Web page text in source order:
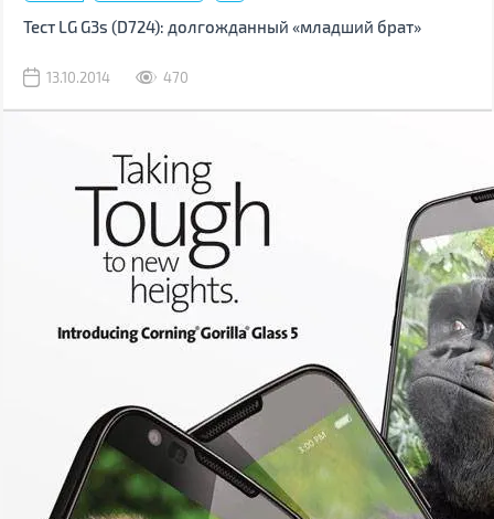
Тест LG G3s (D724): долгожданный «младший брат»
13.10.2014 470